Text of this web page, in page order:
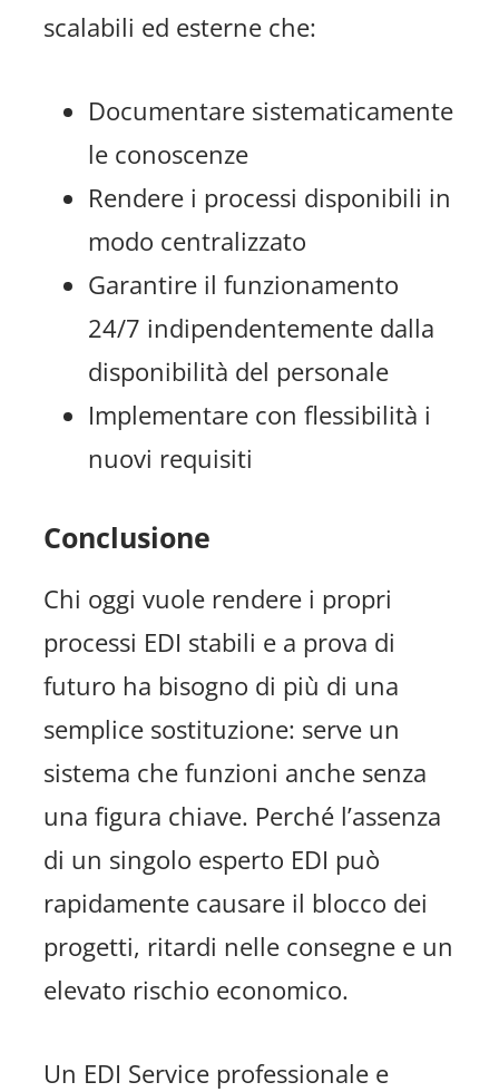
scalabili ed esterne che:
Documentare sistematicamente
le conoscenze
Rendere i processi disponibili in
modo centralizzato
Garantire il funzionamento
24/7 indipendentemente dalla
disponibilità del personale
Implementare con flessibilità i
nuovi requisiti
Conclusione
Chi oggi vuole rendere i propri
processi EDI stabili e a prova di
futuro ha bisogno di più di una
semplice sostituzione: serve un
sistema che funzioni anche senza
una figura chiave. Perché l’assenza
di un singolo esperto EDI può
rapidamente causare il blocco dei
progetti, ritardi nelle consegne e un
elevato rischio economico.
Un EDI Service professionale e